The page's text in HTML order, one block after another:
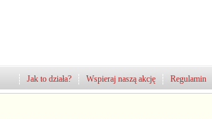
Regulamin
Wspieraj naszą akcję
Jak to działa?